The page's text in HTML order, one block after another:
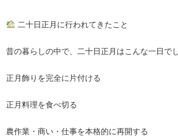
二十日正月に行われてきたこと
昔の暮らしの中で、二十日正月はこんな一日でし
正月飾りを完全に片付ける
正月料理を食べ切る
農作業・商い・仕事を本格的に再開する